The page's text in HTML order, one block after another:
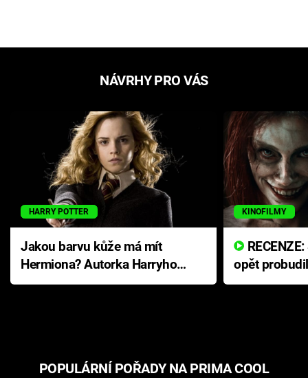
NÁVRHY PRO VÁS
HARRY POTTER
Jakou barvu kůže má mít
Hermiona? Autorka Harryho
Pottera přišla s ráznou
KINOFILMY
opět
přichází s
POPULÁRNÍ POŘADY NA PRIMA COOL